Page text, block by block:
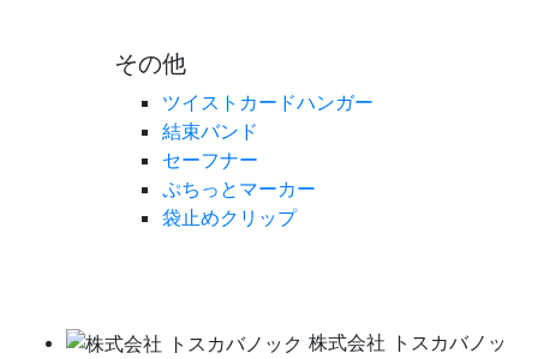
その他
ツイストカードハンガー
結束バンド
セーフナー
ぷちっとマーカー
袋止めクリップ
株式会社 トスカバノッ